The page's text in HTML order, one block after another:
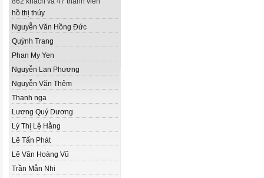
hồ thị thúy
Nguyễn Văn Hồng Đức
Quỳnh Trang
Phan My Yen
Nguyễn Lan Phương
Nguyễn Văn Thêm
Thanh nga
Lương Quý Dương
Lý Thị Lệ Hằng
Lê Tấn Phát
Lê Văn Hoàng Vũ
Trần Mẫn Nhi